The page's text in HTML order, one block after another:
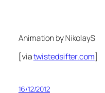
Animation by NikolayS
[viatwistedsifter.com]
16/12/2012